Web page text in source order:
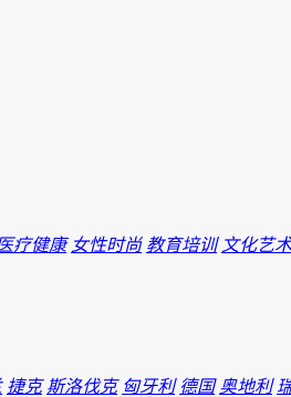
疗健康 女性时尚 教育培训 文化艺术
捷克 斯洛伐克 匈牙利 德国 奥地利